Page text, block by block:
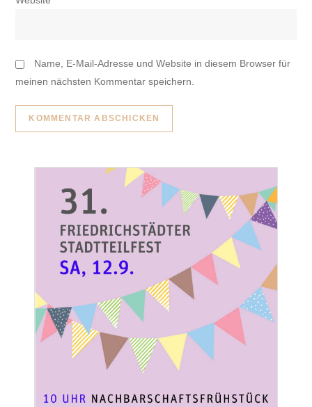
Name, E-Mail-Adresse und Website in diesem Browser für
meinen nächsten Kommentar speichern.